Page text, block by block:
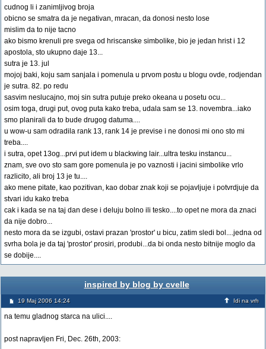
cudnog li i zanimljivog broja
obicno se smatra da je negativan, mracan, da donosi nesto lose
mislim da to nije tacno
ako bismo krenuli pre svega od hriscanske simbolike, bio je jedan hrist i 12
apostola, sto ukupno daje 13...
sutra je 13. jul
mojoj baki, koju sam sanjala i pomenula u prvom postu u blogu ovde, rodjendan
je sutra. 82. po redu
sasvim neslucajno, moj sin sutra putuje preko okeana u posetu ocu...
osim toga, drugi put, ovog puta kako treba, udala sam se 13. novembra...iako
smo planirali da to bude drugog datuma....
u wow-u sam odradila rank 13, rank 14 je previse i ne donosi mi ono sto mi
treba....
i sutra, opet 13og...prvi put idem u blackwing lair...ultra tesku instancu...
znam, sve ovo sto sam gore pomenula je po vaznosti i jacini simbolike vrlo
razlicito, ali broj 13 je tu....
ako mene pitate, kao pozitivan, kao dobar znak koji se pojavljuje i potvrdjuje da
stvari idu kako treba
cak i kada se na taj dan dese i deluju bolno ili tesko....to opet ne mora da znaci
da nije dobro...
nesto mora da se izgubi, ostavi prazan 'prostor' u bicu, zatim sledi bol....jedna od
svrha bola je da taj 'prostor' prosiri, produbi...da bi onda nesto bitnije moglo da
se dobije....
inspired by blog by cvelle
19 Maj 2006 14:24 Idi na vrh
na temu gladnog starca na ulici....
post napravljen Fri, Dec. 26th, 2003: